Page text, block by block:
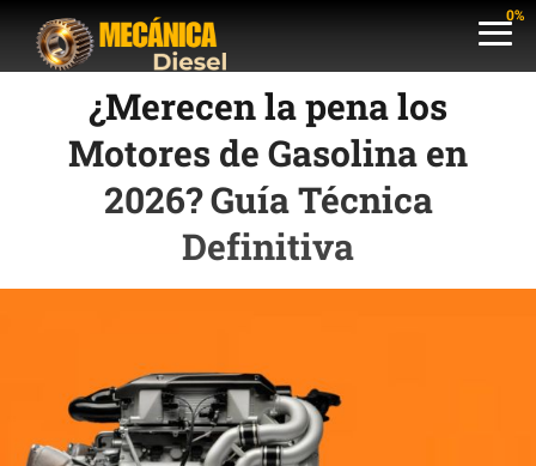
0%
¿Merecen la pena los
Motores de Gasolina en
2026? Guía Técnica
Definitiva